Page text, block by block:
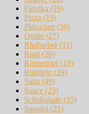
Paprika (19)
Pizza (19)
Plätzchen (59)
Quitte (27)
Rhabarber(31)
Rind (20)
Römertopf(19)
Rührteig (29)
Salat (49)
Sauce (23)
Schokolade (35)
Spargel (21)